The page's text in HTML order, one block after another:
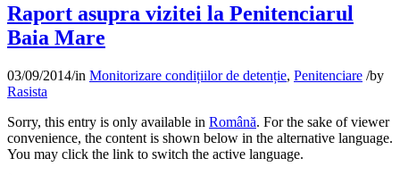
Raport asupra vizitei la Penitenciarul
Baia Mare
03/09/2014/in Monitorizare condițiilor de detenție, Penitenciare /by
Rasista
Sorry, this entry is only available in Română. For the sake of viewer
convenience, the content is shown below in the alternative language.
You may click the link to switch the active language.